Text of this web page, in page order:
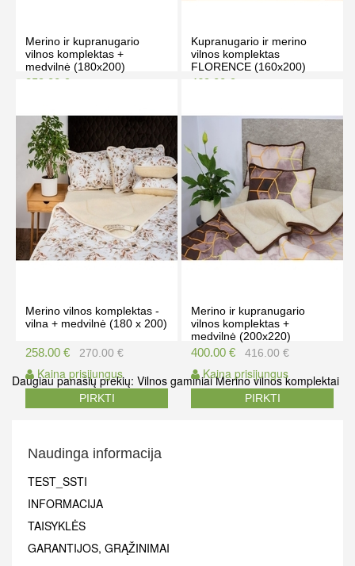
Merino ir kupranugario
vilnos komplektas +
medvilnė (180x200)
359.00 €
PIRKTI
Kupranugario ir merino
vilnos komplektas
FLORENCE (160x200)
469.00 €
PIRKTI
Merino vilnos komplektas -
vilna + medvilnė (180 x 200)
258.00 €
Kaina prisijungus
270.00 €
PIRKTI
Merino ir kupranugario
vilnos komplektas +
medvilnė (200x220)
400.00 €
Kaina prisijungus
416.00 €
PIRKTI
Daugiau panašių prekių: Vilnos gaminiai Merino vilnos komplektai
Naudinga informacija
TEST_SSTI
INFORMACIJA
TAISYKLĖS
GARANTIJOS, GRĄŽINIMAI